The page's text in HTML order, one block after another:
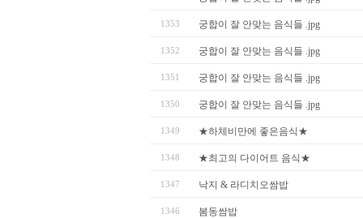
1353 궁합이 잘 안맞는 음식들 .jpg
1352 궁합이 잘 안맞는 음식들 .jpg
1351 궁합이 잘 안맞는 음식들 .jpg
1350 궁합이 잘 안맞는 음식들 .jpg
1349 ★하체비만에 좋은음식★
1348 ★최고의 다이어트 음식★
1347 낙지 & 라디치오쌈밥
1346 봄동쌈밥